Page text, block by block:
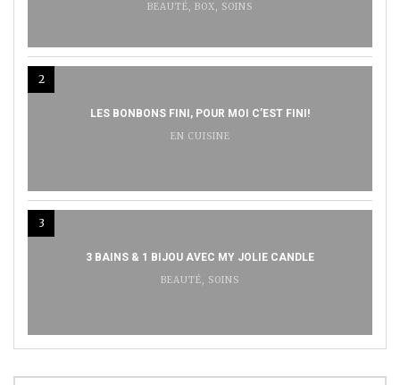
BEAUTÉ, BOX, SOINS
2
LES BONBONS FINI, POUR MOI C’EST FINI!
EN CUISINE
3
3 BAINS & 1 BIJOU AVEC MY JOLIE CANDLE
BEAUTÉ, SOINS